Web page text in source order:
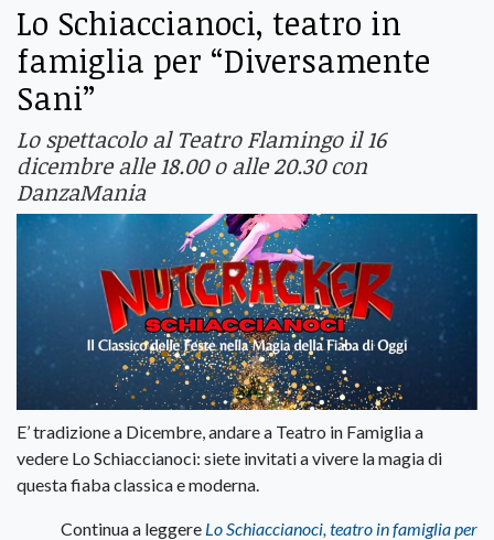
Lo Schiaccianoci, teatro in
famiglia per “Diversamente
Sani”
Lo spettacolo al Teatro Flamingo il 16
dicembre alle 18.00 o alle 20.30 con
DanzaMania
E’ tradizione a Dicembre, andare a Teatro in Famiglia a
vedere Lo Schiaccianoci: siete invitati a vivere la magia di
questa fiaba classica e moderna.
Continua a leggere Lo Schiaccianoci, teatro in famiglia per